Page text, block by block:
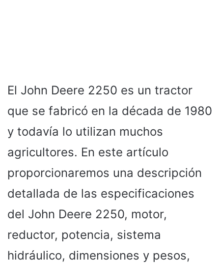
El John Deere 2250 es un tractor
que se fabricó en la década de 1980
y todavía lo utilizan muchos
agricultores. En este artículo
proporcionaremos una descripción
detallada de las especificaciones
del John Deere 2250, motor,
reductor, potencia, sistema
hidráulico, dimensiones y pesos,